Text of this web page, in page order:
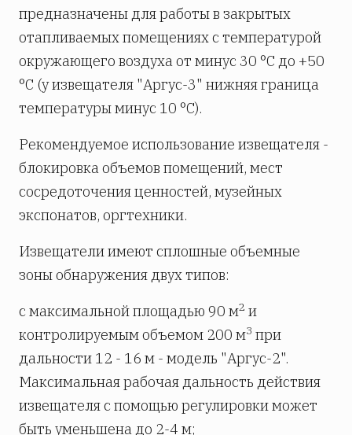
предназначены для работы в закрытых
отапливаемых помещениях с температурой
окружающего воздуха от минус 30 °С до +50
°С (у извещателя "Аргус-3" нижняя граница
температуры минус 10 °С).
Рекомендуемое использование извещателя -
блокировка объемов помещений, мест
сосредоточения ценностей, музейных
экспонатов, оргтехники.
Извещатели имеют сплошные объемные
зоны обнаружения двух типов:
с максимальной площадью 90 м2 и
контролируемым объемом 200 м3 при
дальности 12 - 16 м - модель "Аргус-2".
Максимальная рабочая дальность действия
извещателя с помощью регулировки может
быть уменьшена до 2-4 м;